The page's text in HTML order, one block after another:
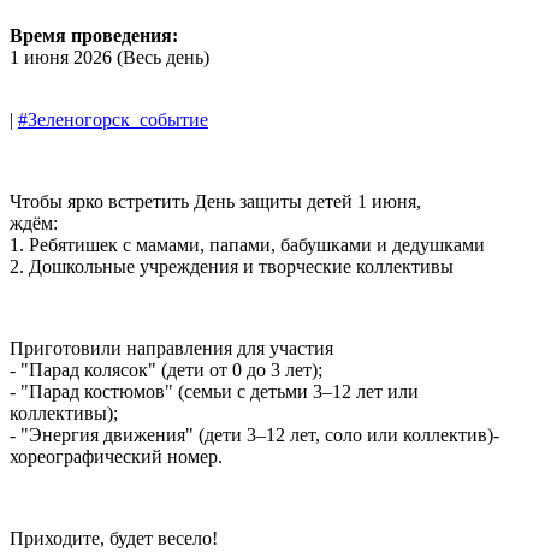
Время проведения:
1 июня 2026 (Весь день)
| #Зеленогорск_событие
Чтобы ярко встретить День защиты детей 1 июня,
ждём:
1. Ребятишек с мамами, папами, бабушками и дедушками
2. Дошкольные учреждения и творческие коллективы
Приготовили направления для участия
- "Парад колясок" (дети от 0 до 3 лет);
- "Парад костюмов" (семьи с детьми 3–12 лет или
коллективы);
- "Энергия движения" (дети 3–12 лет, соло или коллектив)-
хореографический номер.
Приходите, будет весело!